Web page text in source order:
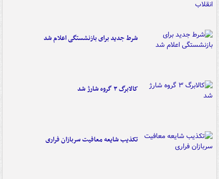
شرط جدید برای بازنشستگی اعلام شد
کالابرگ ۳ گروه شارژ شد
تکذیب شایعه معافیت سربازان فراری